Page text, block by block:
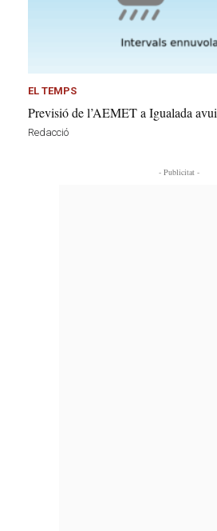
EL TEMPS
Previsió de l’AEMET a Igualada
Redacció
- Publicitat -